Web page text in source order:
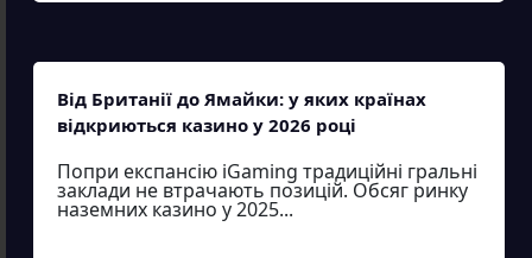
Від Британії до Ямайки: у яких країнах
відкриються казино у 2026 році
Попри експансію iGaming традиційні гральні
заклади не втрачають позицій. Обсяг ринку
наземних казино у 2025...